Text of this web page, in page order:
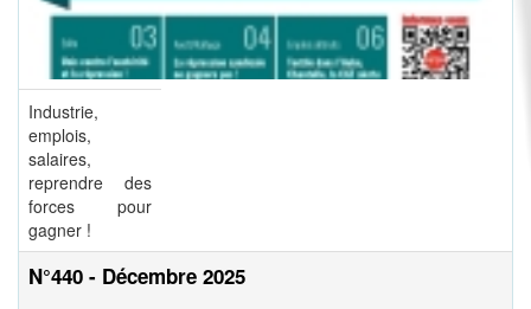
Industrie,
emplois,
salaires,
reprendre des
forces pour
gagner !
N°440 - Décembre 2025